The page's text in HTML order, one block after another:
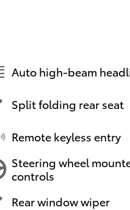
Auto high-beam
Split folding rear seat
Remote keyless entry
Steering wheel
controls
Rear window wiper